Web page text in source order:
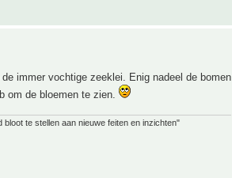
immer vochtige zeeklei. Enig nadeel de bomen
om de bloemen te zien.
te stellen aan nieuwe feiten en inzichten"